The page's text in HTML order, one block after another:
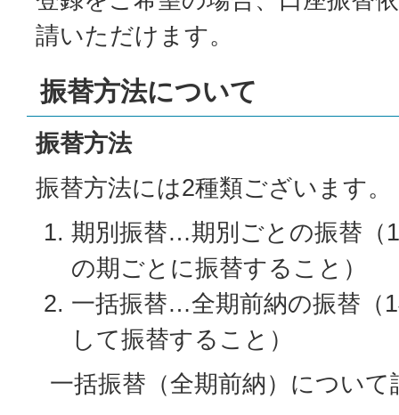
請いただけます。
振替方法について
振替方法
振替方法には2種類ございます。
期別振替…期別ごとの振替（
の期ごとに振替すること）
一括振替…全期前納の振替（
して振替すること）
一括振替（全期前納）について